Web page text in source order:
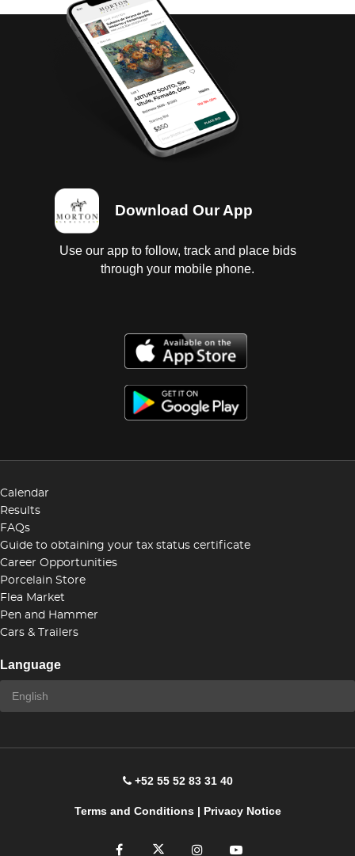
Download Our App
Use our app to follow, track and place bids
through your mobile phone.
Calendar
Results
FAQs
Guide to obtaining your tax status certificate
Career Opportunities
Porcelain Store
Flea Market
Pen and Hammer
Cars & Trailers
Language
+52 55 52 83 31 40
Terms and Conditions| Privacy Notice